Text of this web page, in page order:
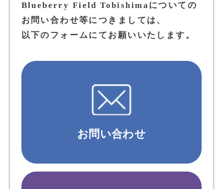
Blueberry Field Tobishimaについての
お問い合わせ等につきましては、
以下のフォームにてお願いいたします。
お問い合わせ